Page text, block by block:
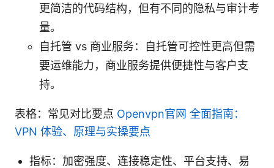
更简洁的代码结构，但有不同的隐私与审计考
量。
自托管 vs 商业服务：自托管可控性更高但需
要运维能力，商业服务提供便捷性与客户支
持。
表格：常见对比要点 Openvpn官网 全面指南：
VPN 体验、原理与实操要点
指标：加密强度、连接稳定性、平台支持、易